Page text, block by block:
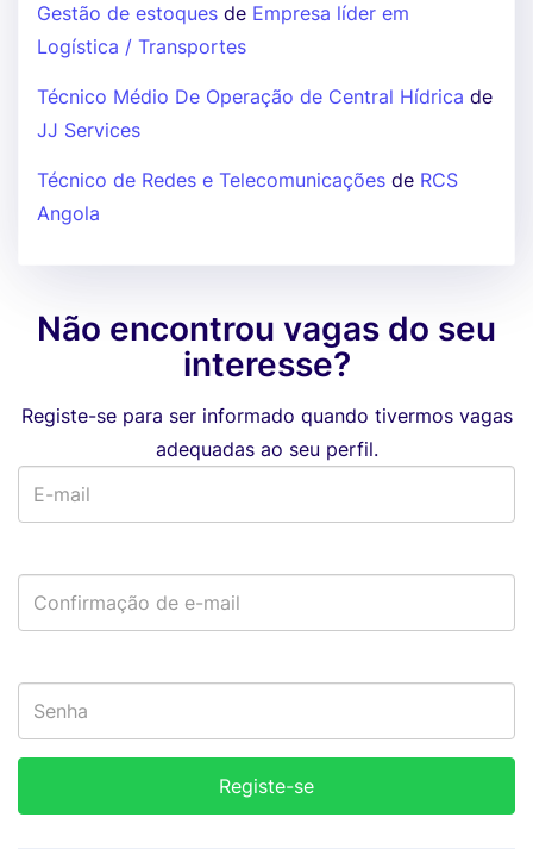
Gestão de estoques de Empresa líder em
Logística / Transportes
Técnico Médio De Operação de Central Hídrica de
JJ Services
Técnico de Redes e Telecomunicações de RCS
Angola
Não encontrou vagas do seu
interesse?
Registe-se para ser informado quando tivermos vagas
adequadas ao seu perfil.